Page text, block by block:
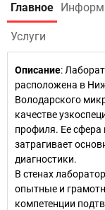
Главное
Услуги
Описание:
расположена в
Володарского
качестве
профиля. Ее сфера
затрагивает
диагностики.
В стенах
опытные и
компетенции